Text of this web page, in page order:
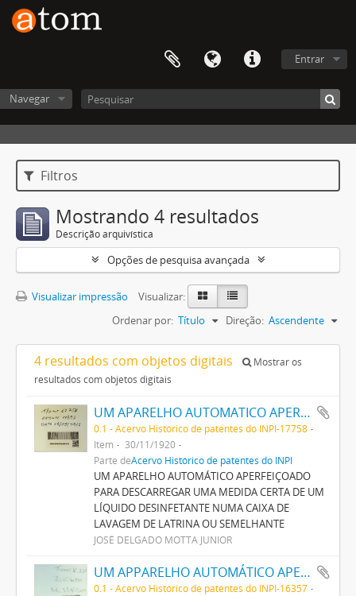
Entrar
Navegar
Filtros
Mostrando 4 resultados
Descrição arquivística
Opções de pesquisa avançada
Visualizar impressão
Visualizar:
Ordenar por: Título Direção: Ascendente
4 resultados com objetos digitais
Mostrar os
resultados com objetos digitais
UM APARELHO AUTOMATICO APERFEIÇOADO PARA DESCARREGAR UMA MEDIDA CERTA DE UM LIQUIDO DESINFECTANTE NUMA CAIXA DE LAVAGEM DE LATRINA OU SEMELHANTE
0.1 - Acervo Histórico de patentes do INPI-17758
Item
30/11/1920
Parte deAcervo Histórico de patentes do INPI
UM APARELHO AUTOMÁTICO APERFEIÇOADO
PARA DESCARREGAR UMA MEDIDA CERTA DE UM
LÍQUIDO DESINFETANTE NUMA CAIXA DE
LAVAGEM DE LATRINA OU SEMELHANTE
JOSÉ DELGADO MOTTA JUNIOR
UM APPARELHO AUTOMÁTICO APERFEIÇOADO PARA DESCARREGAR UMA MEDIDA CERTA DE UM DESINFECTANTE LIQUIDO NUMA CAIXA DE LAVAGEM DE LATRINA OU SEMELHANTE EM CADA OPERAÇÃO DA CAIXA
0.1 - Acervo Histórico de patentes do INPI-16357